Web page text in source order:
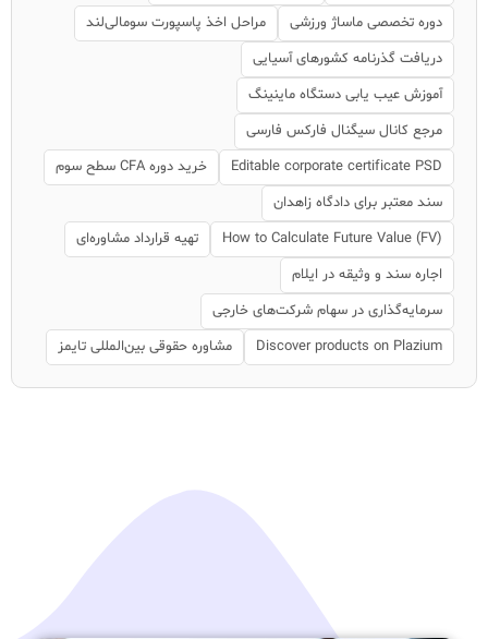
دوره تخصصی ماساژ ورزشی
مراحل اخذ پاسپورت سومالی‌لند
دریافت گذرنامه کشورهای آسیایی
آموزش عیب یابی دستگاه ماینینگ
مرجع کانال سیگنال فارکس فارسی
Editable corporate certificate PSD
خرید دوره CFA سطح سوم
سند معتبر برای دادگاه زاهدان
How to Calculate Future Value (FV)
تهیه قرارداد مشاوره‌ای
اجاره سند و وثیقه در ایلام
سرمایه‌گذاری در سهام شرکت‌های خارجی
Discover products on Plazium
مشاوره حقوقی بین‌المللی تایمز